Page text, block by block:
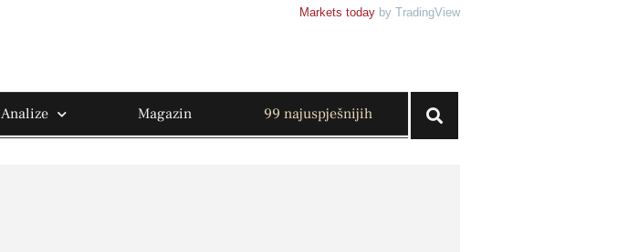
Markets today by TradingView
Analize Magazin 99 najuspješnijih